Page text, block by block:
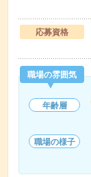
応募資格
職場の雰囲気
年齢層
職場の様子